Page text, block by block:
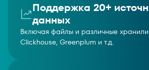
Поддержка 20+
данных
Включая файлы и различные
Clickhouse, Greenplum и т.д.